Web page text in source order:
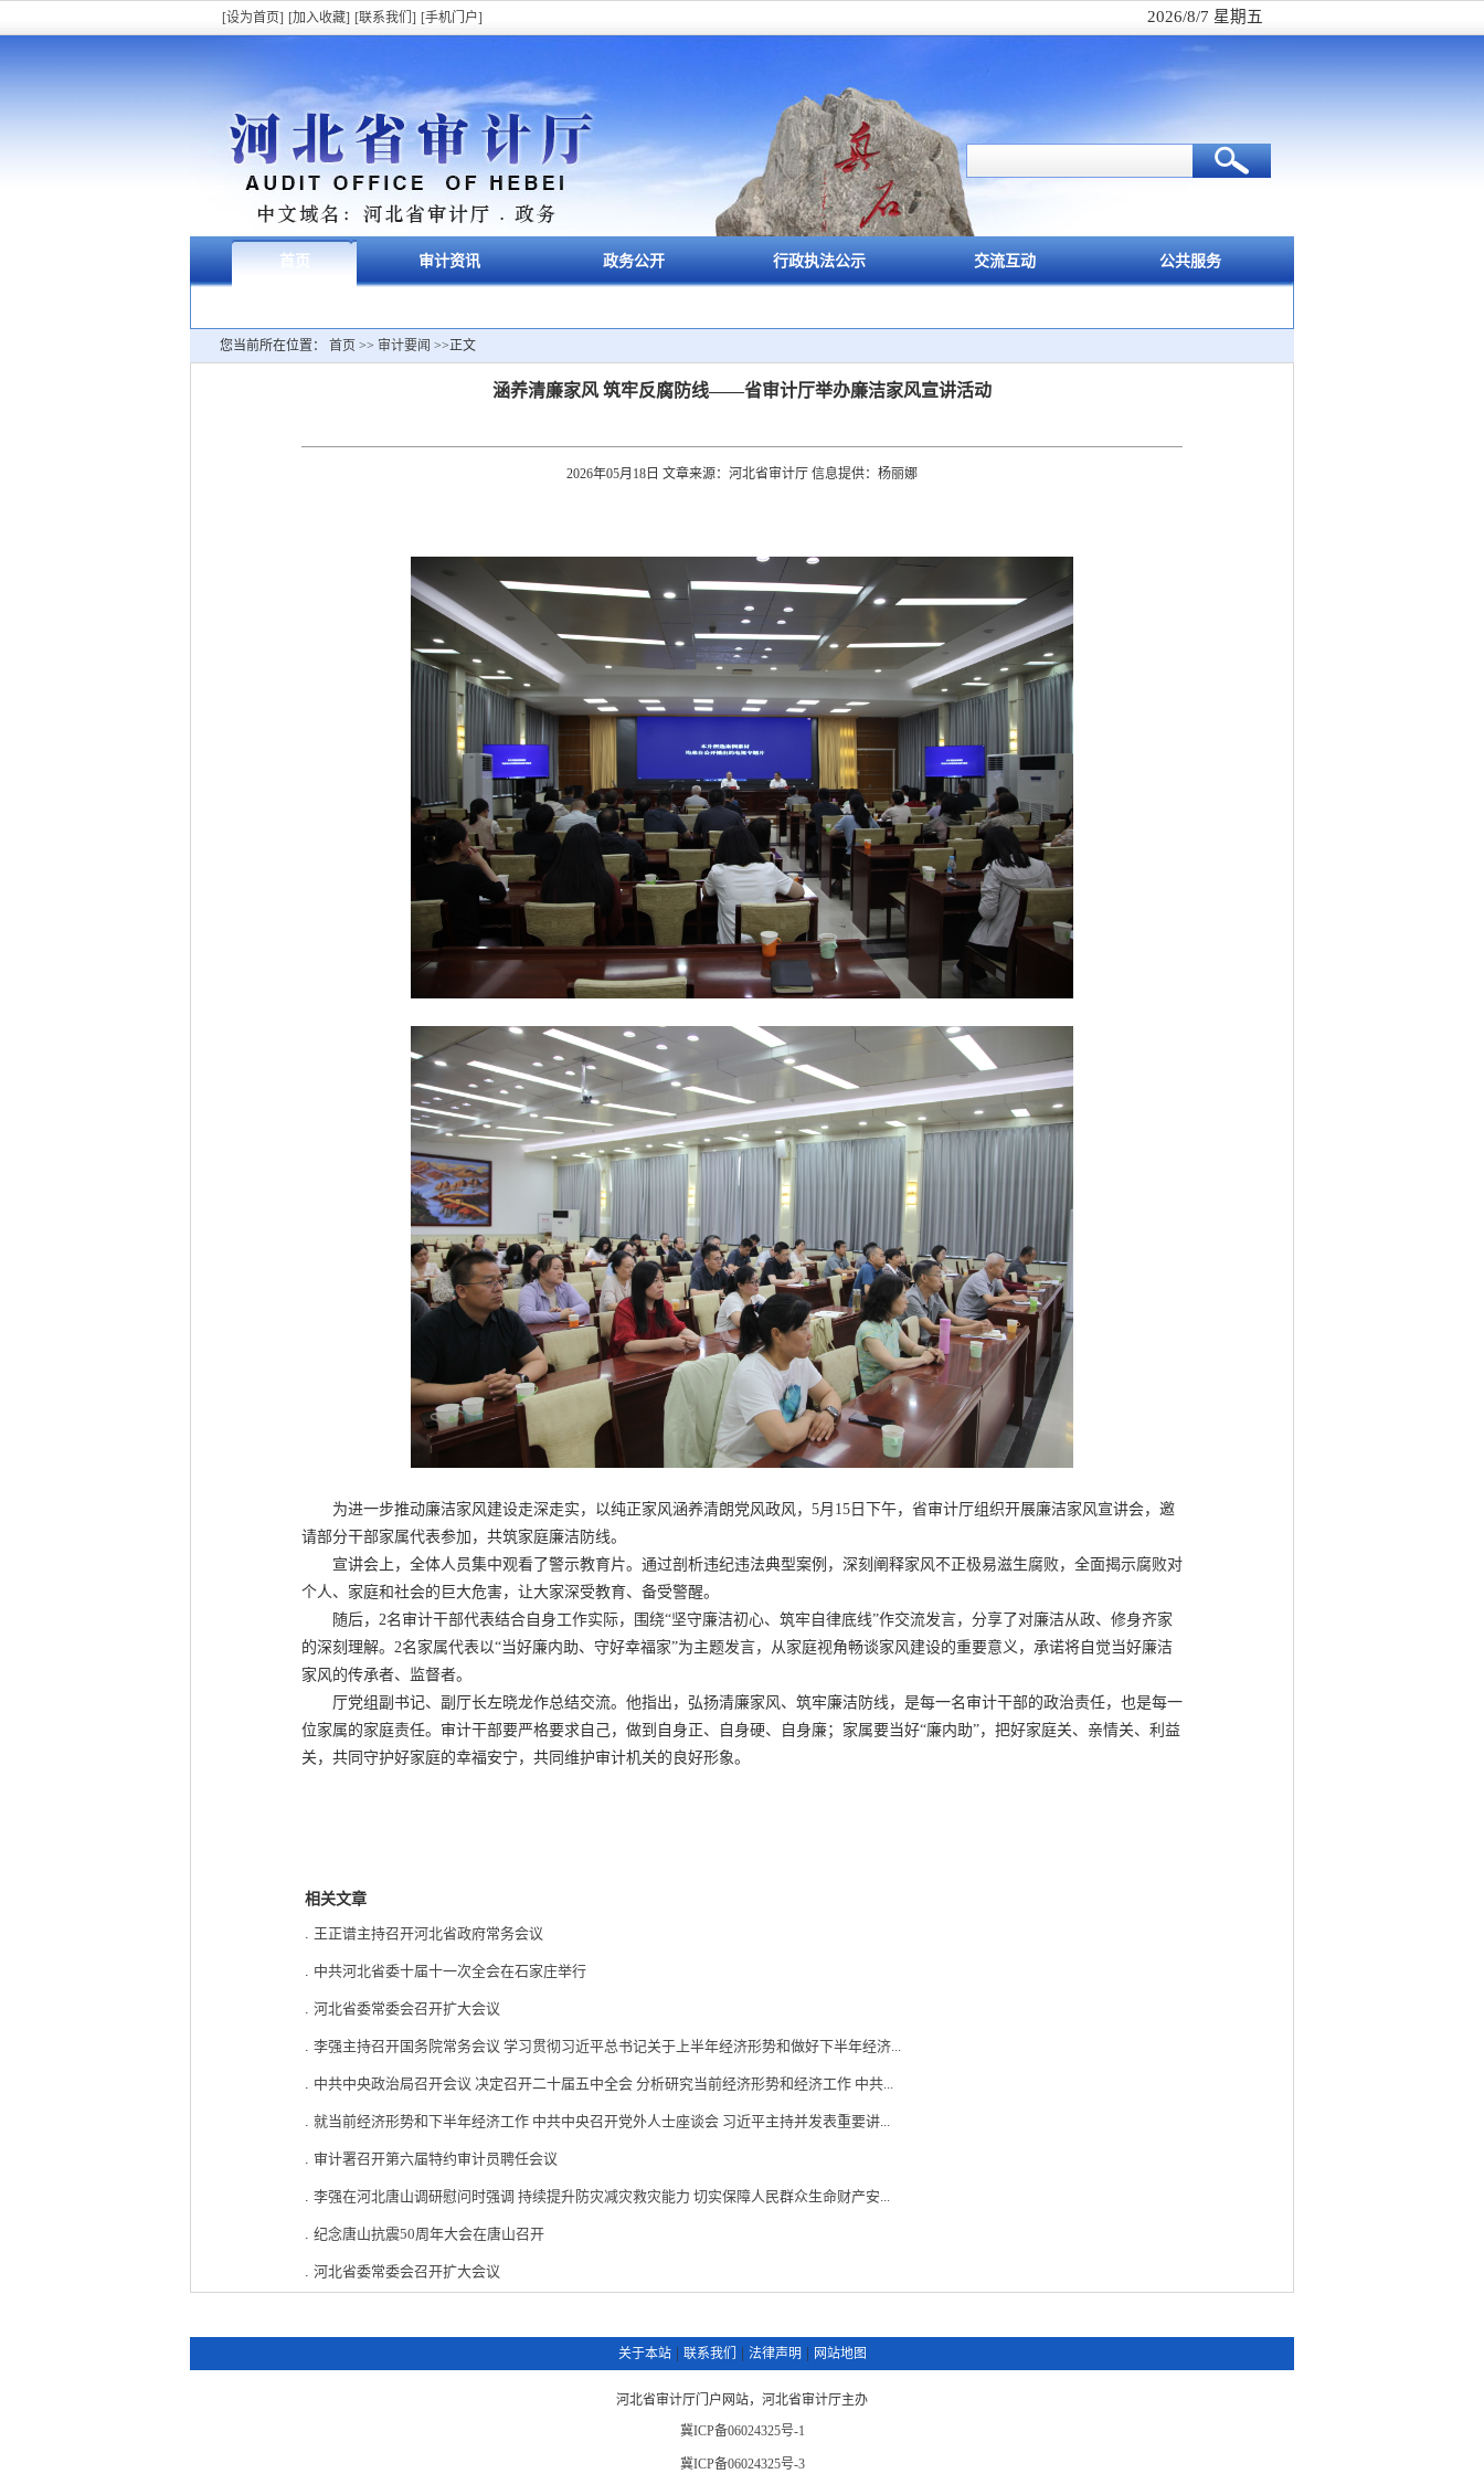
[设为首页] [加入收藏] [联系我们] [手机门户] 2026/8/7 星期五
首页 审计资讯 政务公开 行政执法公示 交流互动 公共服务
您当前所在位置： 首页 >> 审计要闻 >>正文
涵养清廉家风 筑牢反腐防线——省审计厅举办廉洁家风宣讲活动
2026年05月18日 文章来源：河北省审计厅 信息提供：杨丽娜
为进一步推动廉洁家风建设走深走实，以纯正家风涵养清朗党风政风，5月15日下午，省审计厅组织开展廉洁家风宣讲会，邀
请部分干部家属代表参加，共筑家庭廉洁防线。
宣讲会上，全体人员集中观看了警示教育片。通过剖析违纪违法典型案例，深刻阐释家风不正极易滋生腐败，全面揭示腐败对
个人、家庭和社会的巨大危害，让大家深受教育、备受警醒。
随后，2名审计干部代表结合自身工作实际，围绕“坚守廉洁初心、筑牢自律底线”作交流发言，分享了对廉洁从政、修身齐家
的深刻理解。2名家属代表以“当好廉内助、守好幸福家”为主题发言，从家庭视角畅谈家风建设的重要意义，承诺将自觉当好廉洁
家风的传承者、监督者。
厅党组副书记、副厅长左晓龙作总结交流。他指出，弘扬清廉家风、筑牢廉洁防线，是每一名审计干部的政治责任，也是每一
位家属的家庭责任。审计干部要严格要求自己，做到自身正、自身硬、自身廉；家属要当好“廉内助”，把好家庭关、亲情关、利益
关，共同守护好家庭的幸福安宁，共同维护审计机关的良好形象。
相关文章
. 王正谱主持召开河北省政府常务会议
. 中共河北省委十届十一次全会在石家庄举行
. 河北省委常委会召开扩大会议
. 李强主持召开国务院常务会议 学习贯彻习近平总书记关于上半年经济形势和做好下半年经济...
. 中共中央政治局召开会议 决定召开二十届五中全会 分析研究当前经济形势和经济工作 中共...
. 就当前经济形势和下半年经济工作 中共中央召开党外人士座谈会 习近平主持并发表重要讲...
. 审计署召开第六届特约审计员聘任会议
. 李强在河北唐山调研慰问时强调 持续提升防灾减灾救灾能力 切实保障人民群众生命财产安...
. 纪念唐山抗震50周年大会在唐山召开
. 河北省委常委会召开扩大会议
关于本站| 联系我们 法律声明 网站地图
河北省审计厅门户网站，河北省审计厅主办
冀ICP备06024325号-1
冀ICP备06024325号-3